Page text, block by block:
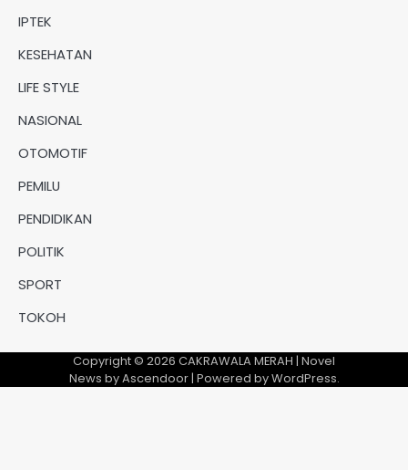
IPTEK
KESEHATAN
LIFE STYLE
NASIONAL
OTOMOTIF
PEMILU
PENDIDIKAN
POLITIK
SPORT
TOKOH
Copyright © 2026 CAKRAWALA MERAH | Novel
News byAscendoor| Powered byWordPress.